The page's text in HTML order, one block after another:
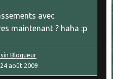
avec
maintenant ? haha :p
Blogueur
août 2009